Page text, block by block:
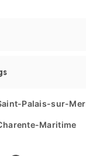
de la Coubre
Brigitte
Palais-sur-Mer
Maritime